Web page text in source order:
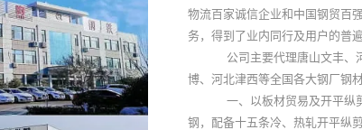
物流百家诚信企业和中国钢贸百
务，得到了业内同行及用户的普
公司主要代理唐山文丰、
博、河北津西等全国各大钢厂钢
一、以板材贸易及开平纵
钢，配备十五条冷、热轧开平纵